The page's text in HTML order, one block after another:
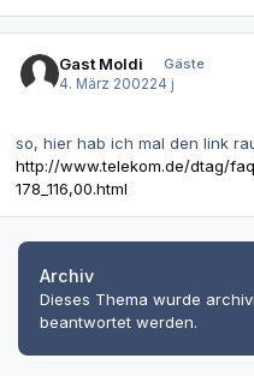
Gast Moldi
Gäste
4. März 200224 j
so, hier hab ich mal den link
http://www.telekom.de/dtag/
178_116,00.html
Archiv
Dieses Thema wurde
beantwortet werden.